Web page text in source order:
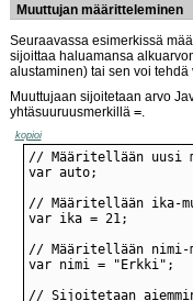
Muuttujan määritteleminen
Seuraavassa esimerkissä
sijoittaa haluamansa
alustaminen) tai sen voi
Muuttujaan sijoitetaan arvo
yhtäsuuruusmerkillä =.
kopioi